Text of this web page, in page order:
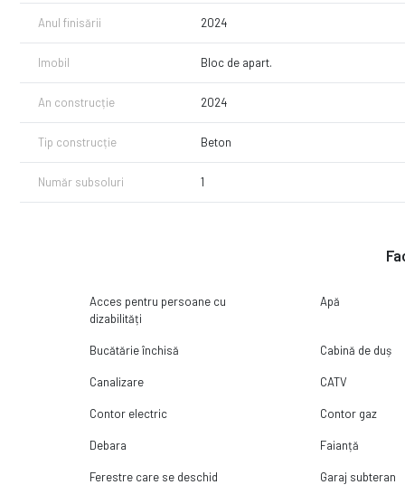
Anul finisării 2024
Imobil Bloc de apart.
An construcție 2024
Tip construcție Beton
Număr subsoluri 1
Acces pentru persoane cu
dizabilități
Apă
Bucătărie închisă Cabină de duș
Canalizare CATV
Contor electric Contor gaz
Debara Faianță
Ferestre care se deschid Garaj subteran